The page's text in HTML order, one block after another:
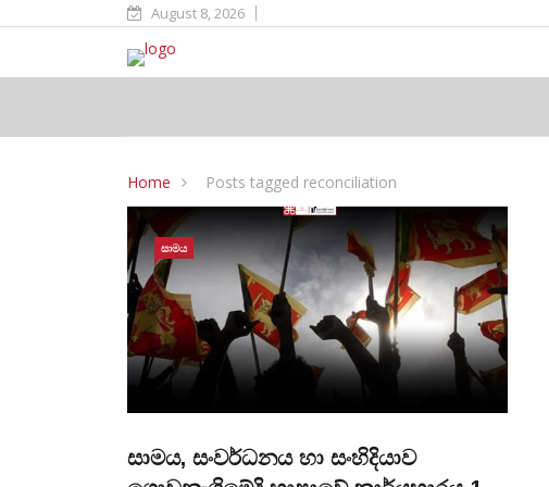
August 8, 2026
Home Posts tagged reconciliation
සාමය
සාමය, සංවර්ධනය හා සංහිදියාව